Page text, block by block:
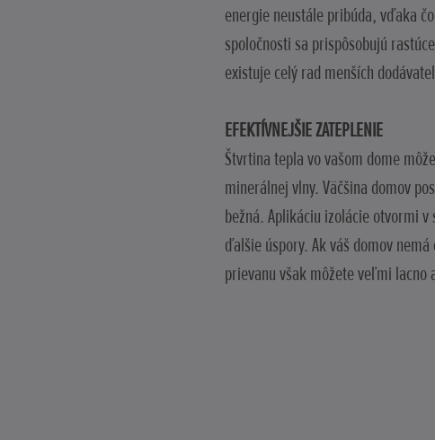
energie neustále pribúda, vďaka
spoločnosti sa prispôsobujú
existuje celý rad menších
EFEKTÍVNEJŠIE ZATEPLENIE
Štvrtina tepla vo vašom dome
minerálnej vlny. Väčšina domov
bežná. Aplikáciu izolácie otvormi
ďalšie úspory. Ak váš domov
prievanu však môžete veľmi lacno